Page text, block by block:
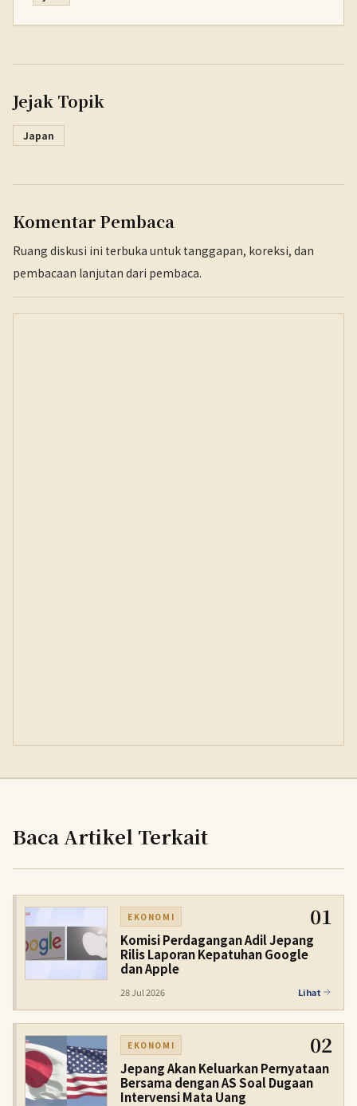
Jejak Topik
Japan
Komentar Pembaca
Ruang diskusi ini terbuka untuk tanggapan, koreksi, dan
pembacaan lanjutan dari pembaca.
Baca Artikel Terkait
EKONOMI 01
Komisi Perdagangan Adil Jepang
Rilis Laporan Kepatuhan Google
dan Apple
28 Jul 2026 Lihat
EKONOMI 02
Jepang Akan Keluarkan Pernyataan
Bersama dengan AS Soal Dugaan
Intervensi Mata Uang